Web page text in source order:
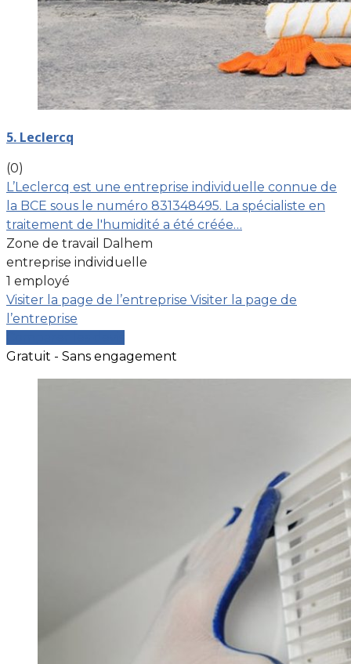
5. Leclercq
(0)
L’Leclercq est une entreprise individuelle connue de
la BCE sous le numéro 831348495. La spécialiste en
traitement de l'humidité a été créée…
Zone de travail Dalhem
entreprise individuelle
1 employé
Visiter la page de l’entreprise Visiter la page de
l’entreprise
Gratuit - Sans engagement